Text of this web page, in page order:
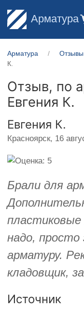
Арматура
Арматура Отзывы
К.
Отзыв, по
Евгения К.
Евгения К.
Красноярск, 16
Брали для
надо, просто
арматуру.
кладовщик,
Источник